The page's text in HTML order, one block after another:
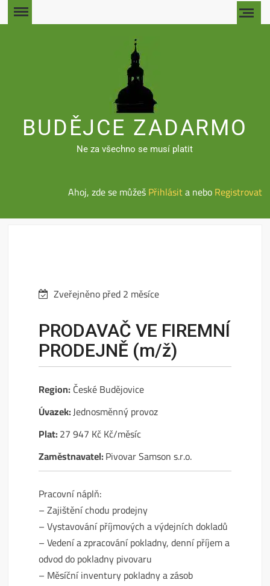
Skip
to
BUDĚJCE ZADARMO
Ne za všechno se musí platit
Ahoj, zde se můžešPřihlásita neboRegistrovat
Zveřejněno před 2 měsíce
PRODAVAČ VE FIREMNÍ
PRODEJNĚ (m/ž)
Region: České Budějovice
Úvazek:Jednosměnný provoz
Plat:27 947 Kč Kč/měsíc
Zaměstnavatel:Pivovar Samson s.r.o.
Pracovní náplň:
– Zajištění chodu prodejny
– Vystavování příjmových a výdejních dokladů
– Vedení a zpracování pokladny, denní příjem a
odvod do pokladny pivovaru
– Měsíční inventury pokladny a zásob